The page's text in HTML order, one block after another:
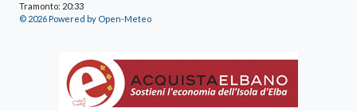
Tramonto: 20:33
© 2026 Powered by Open-Meteo